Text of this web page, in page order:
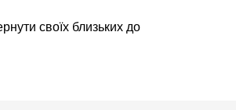
своїх близьких до